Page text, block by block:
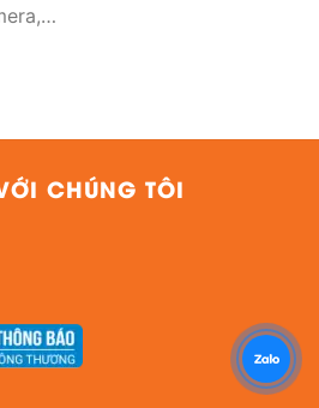
CHÚNG TÔI